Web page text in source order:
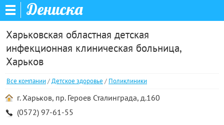
Дениска
Харьковская областная детская
инфекционная клиническая больница,
Харьков
Все компании/Детское здоровье / Поликлиники
г. Харьков, пр. Героев Сталинграда, д.160
(0572) 97-61-55